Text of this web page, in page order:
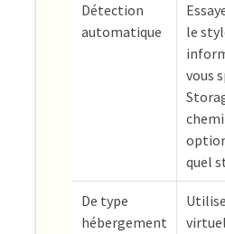
Détection
automatique
le
vous
quel
De type
hébergement